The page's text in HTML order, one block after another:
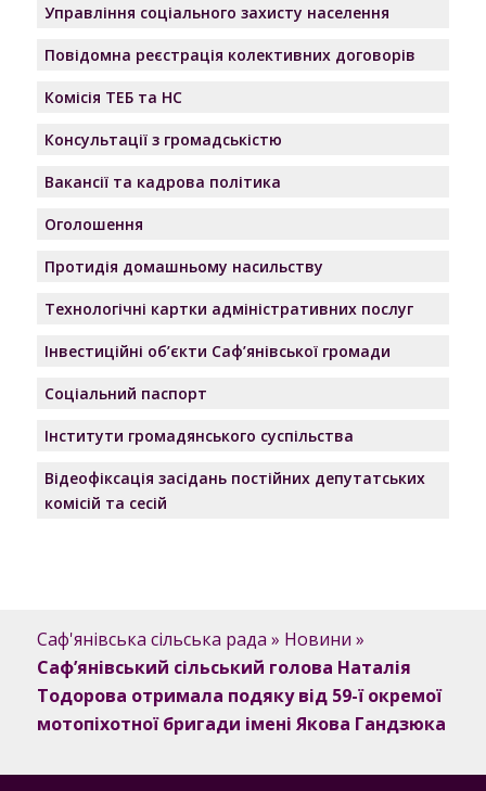
Управління соціального захисту населення
Повідомна реєстрація колективних договорів
Комісія ТЕБ та НС
Консультації з громадськістю
Вакансії та кадрова політика
Оголошення
Протидія домашньому насильству
Технологічні картки адміністративних послуг
Інвестиційні об’єкти Саф’янівської громади
Соціальний паспорт
Інститути громадянського суспільства
Відеофіксація засідань постійних депутатських
комісій та сесій
Саф'янівська сільська рада » Новини »
Саф’янівський сільський голова Наталія
Тодорова отримала подяку від 59-ї окремої
мотопіхотної бригади імені Якова Гандзюка